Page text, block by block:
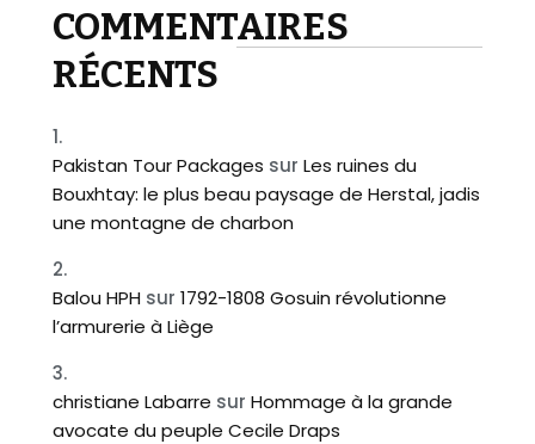
COMMENTAIRES
RÉCENTS
Pakistan Tour Packages sur Les ruines du
Bouxhtay: le plus beau paysage de Herstal, jadis
une montagne de charbon
Balou HPH sur 1792-1808 Gosuin révolutionne
l’armurerie à Liège
christiane Labarre sur Hommage à la grande
avocate du peuple Cecile Draps